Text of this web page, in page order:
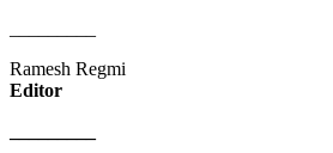
Ramesh Regmi
Editor